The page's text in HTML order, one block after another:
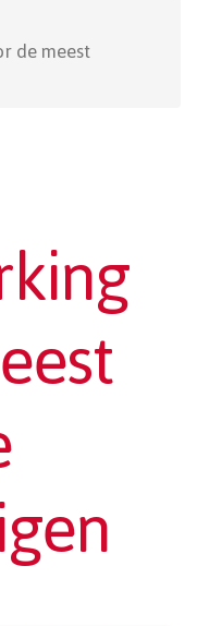
de meest